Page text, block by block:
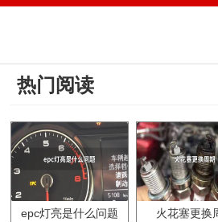
热门阅读
epc灯亮是什么问题 火花塞更换